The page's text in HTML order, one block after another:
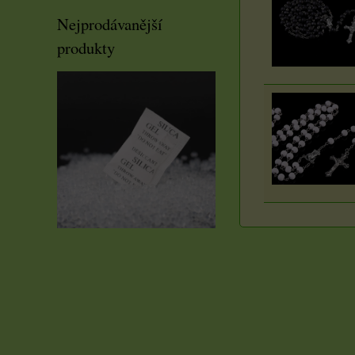
Nejprodávanější
produkty